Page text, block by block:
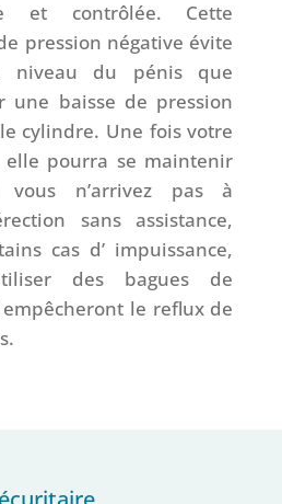
et contrôlée. Cette
pression négative évite
niveau du pénis que
une baisse de pression
cylindre. Une fois votre
pourra se maintenir
n’arrivez pas à
sans assistance,
cas d’ impuissance,
des bagues de
le reflux de